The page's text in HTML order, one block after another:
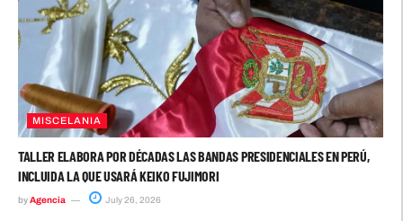
MISCELANIA
TALLER ELABORA POR DÉCADAS LAS BANDAS PRESIDENCIALES EN PERÚ,
INCLUIDA LA QUE USARÁ KEIKO FUJIMORI
byAgencia July 26, 2026